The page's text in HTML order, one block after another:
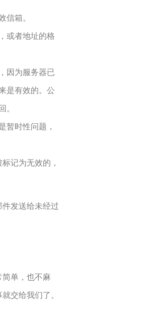
信箱。
或者地址的格
因为服务器已
是有效的。公
。
暂时性问题，
记为无效的，
发送给未经过
单，也不麻
交给我们了。